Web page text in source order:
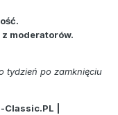
moderatorów.
tydzień po zamknięciu
|